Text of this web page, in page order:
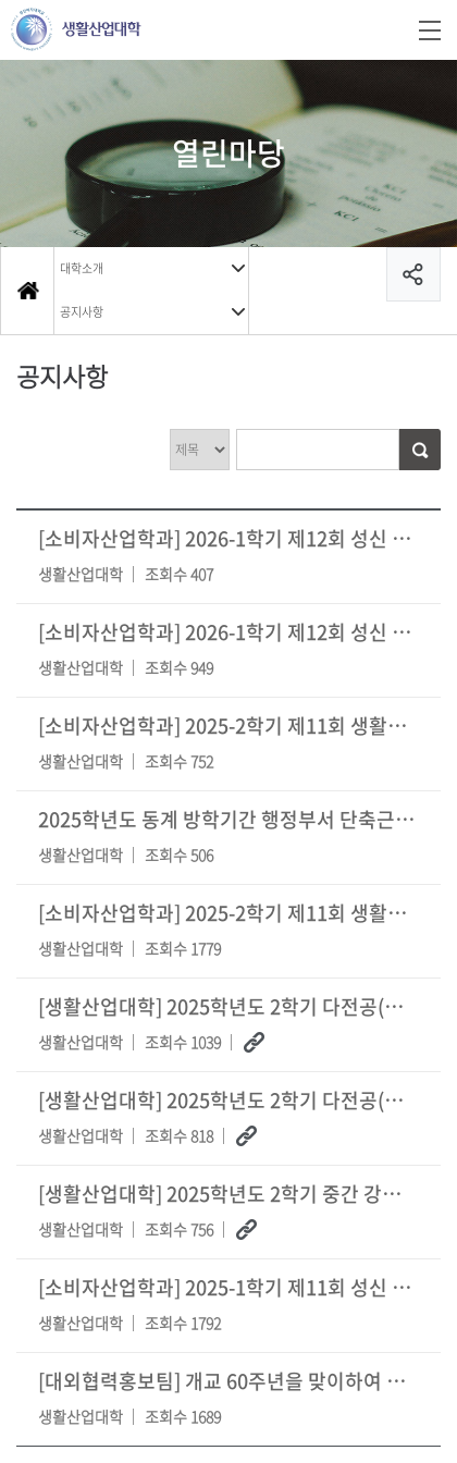
열린마당
대학소개
공지사항
공지사항
[소비자산업학과] 2026-1학기 제12회 성신 차문화 경연대회 수상자 발표
생활산업대학 조회수 407
[소비자산업학과] 2026-1학기 제12회 성신 차문화 경연대회 - 나만의 차 여행 코스
생활산업대학 조회수 949
[소비자산업학과] 2025-2학기 제11회 생활문화콘텐츠 경연대회 수상자 발표
생활산업대학 조회수 752
2025학년도 동계 방학기간 행정부서 단축근무 안내
생활산업대학 조회수 506
[소비자산업학과] 2025-2학기 제11회 생활문화콘텐츠 경연대회 - 성신여자대학교 인근
생활산업대학 조회수 1779
[생활산업대학] 2025학년도 2학기 다전공(부·복수·연계·자기설계전공) 신규 신청 안내(
생활산업대학 조회수 1039
[생활산업대학] 2025학년도 2학기 다전공(부·복수·연계·자기설계전공) 변경 및 포기 신
생활산업대학 조회수 818
[생활산업대학] 2025학년도 2학기 중간 강의평가 시행 안내
생활산업대학 조회수 756
[소비자산업학과] 2025-1학기 제11회 성신 차문화 경연대회 수상자 발표
생활산업대학 조회수 1792
[대외협력홍보팀] 개교 60주년을 맞이하여 지역사회와 함께하는 ‘제2회 성신 크리스탈 음악
생활산업대학 조회수 1689